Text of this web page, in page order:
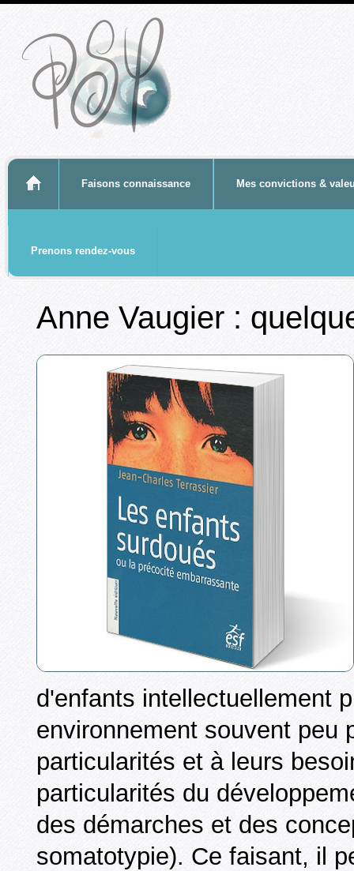
- Faisons connaissance Mes convictions &
Prenons rendez-vous
Anne Vaugier :
d'enfants intellectuellement
environnement souvent peu
particularités et à leurs
particularités du
des démarches et des
somatotypie). Ce faisant, il